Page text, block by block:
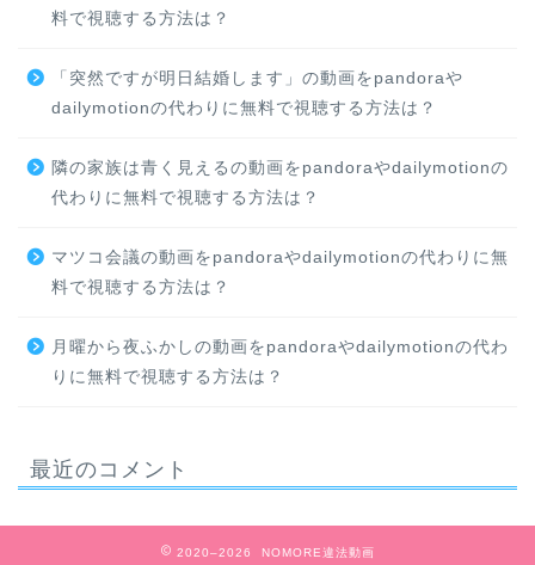
料で視聴する方法は？
「突然ですが明日結婚します」の動画をpandoraや
dailymotionの代わりに無料で視聴する方法は？
隣の家族は青く見えるの動画をpandoraやdailymotionの
代わりに無料で視聴する方法は？
マツコ会議の動画をpandoraやdailymotionの代わりに無
料で視聴する方法は？
月曜から夜ふかしの動画をpandoraやdailymotionの代わ
りに無料で視聴する方法は？
最近のコメント
2020–2026 NOMORE違法動画